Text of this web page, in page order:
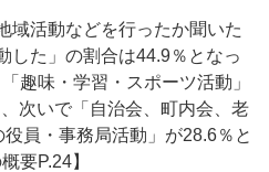
域活動などを行ったか聞いた
した」の割合は44.9％となっ
趣味・学習・スポーツ活動」
次いで「自治会、町内会、老
員・事務局活動」が28.6％と
要P.24】